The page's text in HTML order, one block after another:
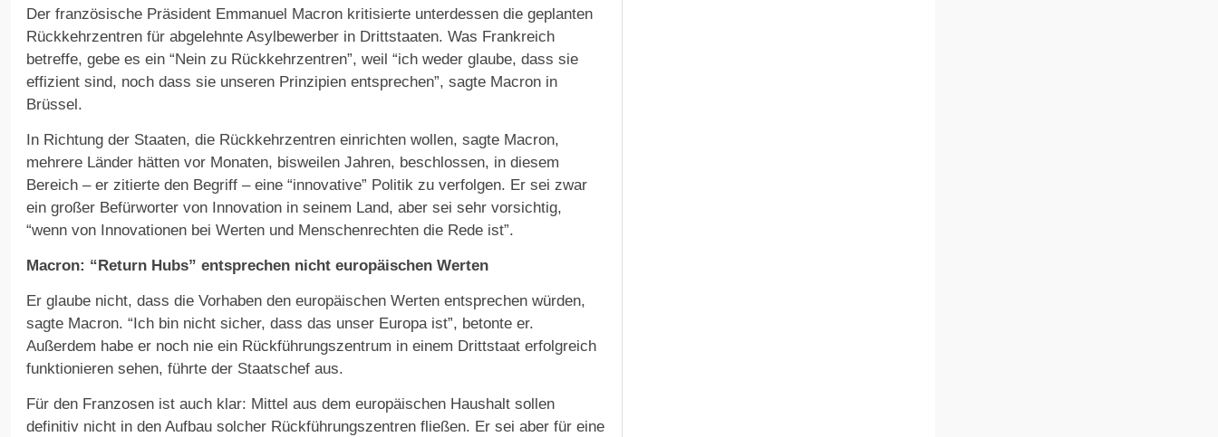
Der französische Präsident Emmanuel Macron kritisierte unterdessen die geplanten
Rückkehrzentren für abgelehnte Asylbewerber in Drittstaaten. Was Frankreich
betreffe, gebe es ein “Nein zu Rückkehrzentren”, weil “ich weder glaube, dass sie
effizient sind, noch dass sie unseren Prinzipien entsprechen”, sagte Macron in
Brüssel.
In Richtung der Staaten, die Rückkehrzentren einrichten wollen, sagte Macron,
mehrere Länder hätten vor Monaten, bisweilen Jahren, beschlossen, in diesem
Bereich – er zitierte den Begriff – eine “innovative” Politik zu verfolgen. Er sei zwar
ein großer Befürworter von Innovation in seinem Land, aber sei sehr vorsichtig,
“wenn von Innovationen bei Werten und Menschenrechten die Rede ist”.
Macron: “Return Hubs” entsprechen nicht europäischen Werten
Er glaube nicht, dass die Vorhaben den europäischen Werten entsprechen würden,
sagte Macron. “Ich bin nicht sicher, dass das unser Europa ist”, betonte er.
Außerdem habe er noch nie ein Rückführungszentrum in einem Drittstaat erfolgreich
funktionieren sehen, führte der Staatschef aus.
Für den Franzosen ist auch klar: Mittel aus dem europäischen Haushalt sollen
definitiv nicht in den Aufbau solcher Rückführungszentren fließen. Er sei aber für eine